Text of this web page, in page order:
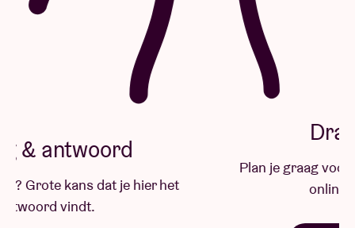
national, HAU Hebbel am Ufer Berlin, La Comédie de
Valence - Centre dramatique national Drôme -
Ardèche, Teatre Lliure (Barcelona)
Met de steun van: De Vlaamse Overheid, Stad Gent,